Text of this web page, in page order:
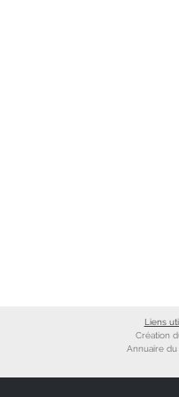
Liens
Création
Annuaire du